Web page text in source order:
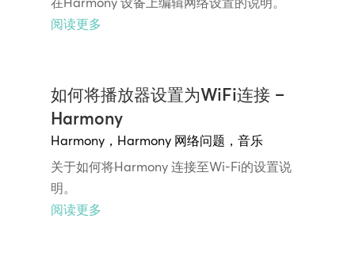
阅读更多
如何将播放器设置为WiFi连接 –
Harmony
Harmony， Harmony 网络问题 ， 音乐
关于如何将Harmony 连接至Wi-Fi的设置说
明。
阅读更多